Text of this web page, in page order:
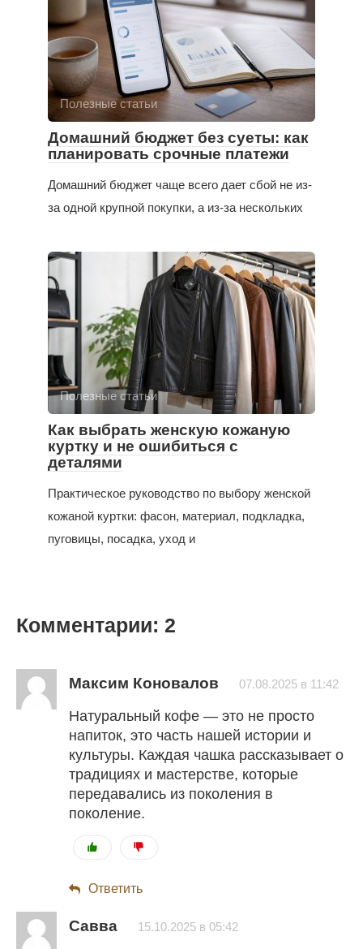
Полезные статьи
Домашний бюджет без суеты: как
планировать срочные платежи
Домашний бюджет чаще всего дает сбой не из-
за одной крупной покупки, а из-за нескольких
Полезные статьи
Как выбрать женскую кожаную
куртку и не ошибиться с
деталями
Практическое руководство по выбору женской
кожаной куртки: фасон, материал, подкладка,
пуговицы, посадка, уход и
Комментарии: 2
Максим Коновалов 07.08.2025 в 11:42
Натуральный кофе — это не просто
напиток, это часть нашей истории и
культуры. Каждая чашка рассказывает о
традициях и мастерстве, которые
передавались из поколения в
поколение.
Ответить
Савва 15.10.2025 в 05:42